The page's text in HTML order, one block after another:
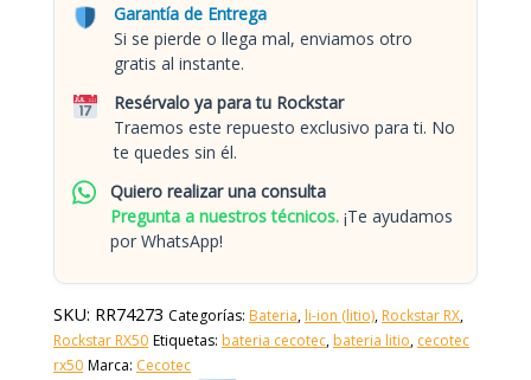
Garantía de Entrega
Si se pierde o llega mal, enviamos otro
gratis al instante.
Resérvalo ya para tu Rockstar
Traemos este repuesto exclusivo para ti. No
te quedes sin él.
Quiero realizar una consulta
Pregunta a nuestros técnicos. ¡Te ayudamos
por WhatsApp!
SKU: RR74273 Categorías: Bateria, li-ion (litio), Rockstar RX,
Rockstar RX50 Etiquetas: bateria cecotec, bateria litio, cecotec
rx50 Marca: Cecotec